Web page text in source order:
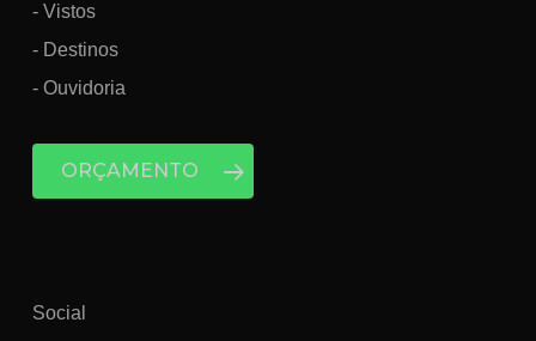
- Vistos
- Destinos
- Ouvidoria
ORÇAMENTO
Social